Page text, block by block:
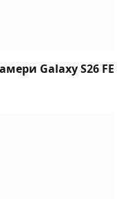
Galaxy S26 FE